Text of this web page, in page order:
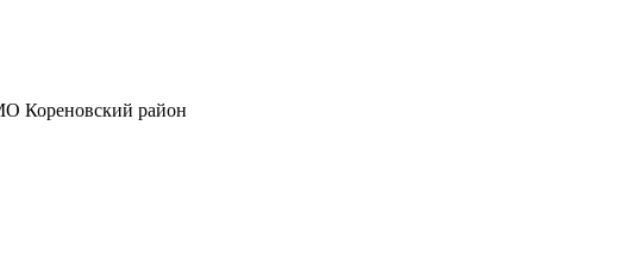
Кореновский район